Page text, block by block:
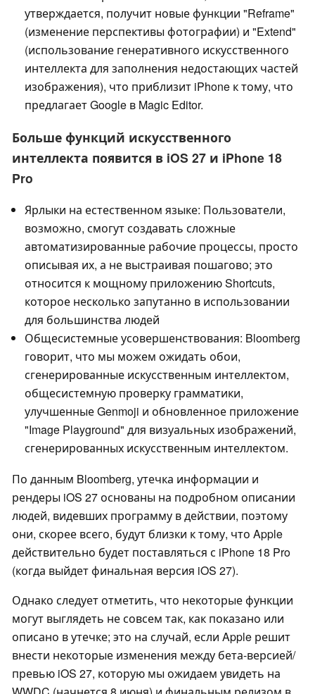
утверждается, получит новые функции "Reframe"
(изменение перспективы фотографии) и "Extend"
(использование генеративного искусственного
интеллекта для заполнения недостающих частей
изображения), что приблизит iPhone к тому, что
предлагает Google в Magic Editor.
Больше функций искусственного
интеллекта появится в iOS 27 и iPhone 18
Pro
Ярлыки на естественном языке: Пользователи,
возможно, смогут создавать сложные
автоматизированные рабочие процессы, просто
описывая их, а не выстраивая пошагово; это
относится к мощному приложению Shortcuts,
которое несколько запутанно в использовании
для большинства людей
Общесистемные усовершенствования: Bloomberg
говорит, что мы можем ожидать обои,
сгенерированные искусственным интеллектом,
общесистемную проверку грамматики,
улучшенные Genmoji и обновленное приложение
"Image Playground" для визуальных изображений,
сгенерированных искусственным интеллектом.
По данным Bloomberg, утечка информации и
рендеры iOS 27 основаны на подробном описании
людей, видевших программу в действии, поэтому
они, скорее всего, будут близки к тому, что Apple
действительно будет поставляться с iPhone 18 Pro
(когда выйдет финальная версия iOS 27).
Однако следует отметить, что некоторые функции
могут выглядеть не совсем так, как показано или
описано в утечке; это на случай, если Apple решит
внести некоторые изменения между бета-версией/
превью iOS 27, которую мы ожидаем увидеть на